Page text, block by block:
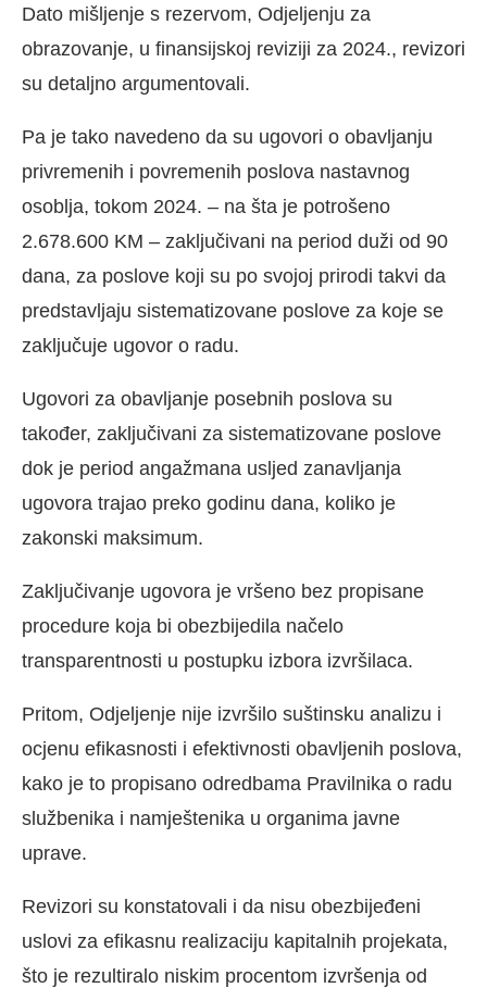
Dato mišljenje s rezervom, Odjeljenju za
obrazovanje, u finansijskoj reviziji za 2024., revizori
su detaljno argumentovali.
Pa je tako navedeno da su ugovori o obavljanju
privremenih i povremenih poslova nastavnog
osoblja, tokom 2024. – na šta je potrošeno
2.678.600 KM – zaključivani na period duži od 90
dana, za poslove koji su po svojoj prirodi takvi da
predstavljaju sistematizovane poslove za koje se
zaključuje ugovor o radu.
Ugovori za obavljanje posebnih poslova su
također, zaključivani za sistematizovane poslove
dok je period angažmana usljed zanavljanja
ugovora trajao preko godinu dana, koliko je
zakonski maksimum.
Zaključivanje ugovora je vršeno bez propisane
procedure koja bi obezbijedila načelo
transparentnosti u postupku izbora izvršilaca.
Pritom, Odjeljenje nije izvršilo suštinsku analizu i
ocjenu efikasnosti i efektivnosti obavljenih poslova,
kako je to propisano odredbama Pravilnika o radu
službenika i namještenika u organima javne
uprave.
Revizori su konstatovali i da nisu obezbijeđeni
uslovi za efikasnu realizaciju kapitalnih projekata,
što je rezultiralo niskim procentom izvršenja od